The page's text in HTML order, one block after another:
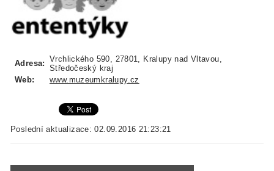
Adresa: Vrchlického 590, 27801, Kralupy nad Vltavou,
Středočeský kraj
Web:
www.muzeumkralupy.cz
Poslední aktualizace: 02.09.2016 21:23:21